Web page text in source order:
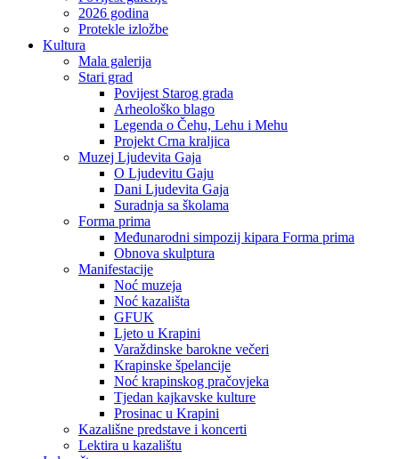
2026 godina
Protekle izložbe
Kultura
Mala galerija
Stari grad
Povijest Starog grada
Arheološko blago
Legenda o Čehu, Lehu i Mehu
Projekt Crna kraljica
Muzej Ljudevita Gaja
O Ljudevitu Gaju
Dani Ljudevita Gaja
Suradnja sa školama
Forma prima
Međunarodni simpozij kipara Forma prima
Obnova skulptura
Manifestacije
Noć muzeja
Noć kazališta
GFUK
Ljeto u Krapini
Varaždinske barokne večeri
Krapinske špelancije
Noć krapinskog pračovjeka
Tjedan kajkavske kulture
Prosinac u Krapini
Kazališne predstave i koncerti
Lektira u kazalištu